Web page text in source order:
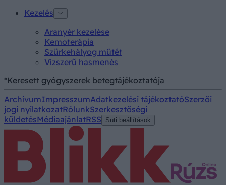
Kezelés
Aranyér kezelése
Kemoterápia
Szürkehályog műtét
Vízszerű hasmenés
*Keresett gyógyszerek betegtájékoztatója
ArchívumImpresszumAdatkezelési tájékoztatóSzerzői
jogi nyilatkozatRólunkSzerkesztőségi
küldetésMédiaajánlatRSS Süti beállítások